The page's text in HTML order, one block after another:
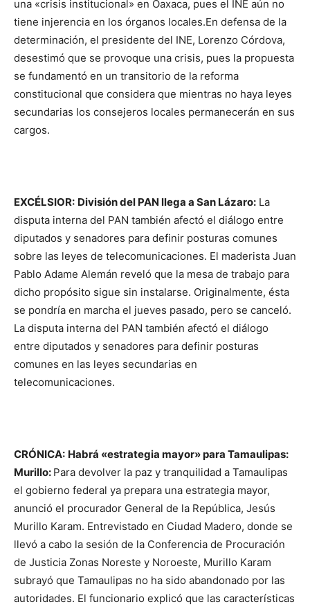
una «crisis institucional» en Oaxaca, pues el INE aún no
tiene injerencia en los órganos locales.En defensa de la
determinación, el presidente del INE, Lorenzo Córdova,
desestimó que se provoque una crisis, pues la propuesta
se fundamentó en un transitorio de la reforma
constitucional que considera que mientras no haya leyes
secundarias los consejeros locales permanecerán en sus
cargos.
EXCÉLSIOR: División del PAN llega a San Lázaro: La
disputa interna del PAN también afectó el diálogo entre
diputados y senadores para definir posturas comunes
sobre las leyes de telecomunicaciones. El maderista Juan
Pablo Adame Alemán reveló que la mesa de trabajo para
dicho propósito sigue sin instalarse. Originalmente, ésta
se pondría en marcha el jueves pasado, pero se canceló.
La disputa interna del PAN también afectó el diálogo
entre diputados y senadores para definir posturas
comunes en las leyes secundarias en
telecomunicaciones.
CRÓNICA: Habrá «estrategia mayor» para Tamaulipas:
Murillo: Para devolver la paz y tranquilidad a Tamaulipas
el gobierno federal ya prepara una estrategia mayor,
anunció el procurador General de la República, Jesús
Murillo Karam. Entrevistado en Ciudad Madero, donde se
llevó a cabo la sesión de la Conferencia de Procuración
de Justicia Zonas Noreste y Noroeste, Murillo Karam
subrayó que Tamaulipas no ha sido abandonado por las
autoridades. El funcionario explicó que las características